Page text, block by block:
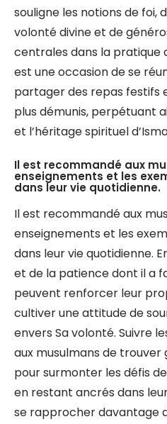
souligne les notions de foi,
volonté divine et de
centrales dans la pratique
est une occasion de se
partager des repas festifs
plus démunis, perpétuant
et l’héritage spirituel
Il est recommandé aux
enseignements et les
dans leur vie quotidienne.
Il est recommandé aux
enseignements et les
dans leur vie quotidienne.
et de la patience dont il a
peuvent renforcer leur
cultiver une attitude de
envers Sa volonté. Suivre
aux musulmans de
pour surmonter les défis
en restant ancrés dans
se rapprocher davantage